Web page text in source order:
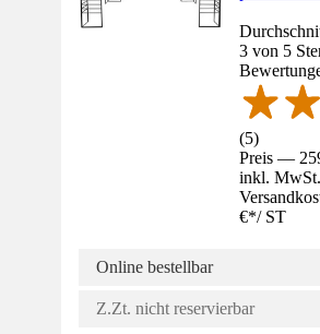
3 von 5
(5)
Preis —
inkl.
€*/ ST
Online bestellbar
Z.Zt. nicht reservierbar